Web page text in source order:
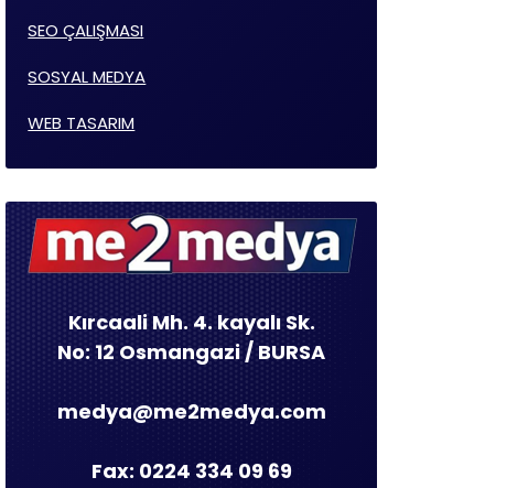
SEO ÇALIŞMASI
SOSYAL MEDYA
WEB TASARIM
Kırcaali Mh. 4. kayalı Sk.
No: 12 Osmangazi / BURSA
medya@me2medya.com
Fax: 0224 334 09 69